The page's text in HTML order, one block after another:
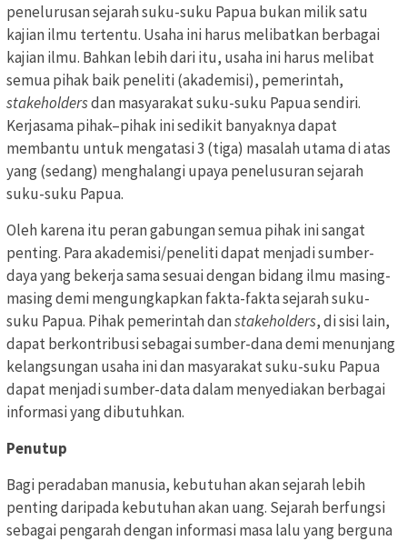
penelurusan sejarah suku-suku Papua bukan milik satu
kajian ilmu tertentu. Usaha ini harus melibatkan berbagai
kajian ilmu. Bahkan lebih dari itu, usaha ini harus melibat
semua pihak baik peneliti (akademisi), pemerintah,
stakeholdersdan masyarakat suku-suku Papua sendiri.
Kerjasama pihak–pihak ini sedikit banyaknya dapat
membantu untuk mengatasi 3 (tiga) masalah utama di atas
yang (sedang) menghalangi upaya penelusuran sejarah
suku-suku Papua.
Oleh karena itu peran gabungan semua pihak ini sangat
penting. Para akademisi/peneliti dapat menjadi sumber-
daya yang bekerja sama sesuai dengan bidang ilmu masing-
masing demi mengungkapkan fakta-fakta sejarah suku-
suku Papua. Pihak pemerintah danstakeholders, di sisi lain,
dapat berkontribusi sebagai sumber-dana demi menunjang
kelangsungan usaha ini dan masyarakat suku-suku Papua
dapat menjadi sumber-data dalam menyediakan berbagai
informasi yang dibutuhkan.
Penutup
Bagi peradaban manusia, kebutuhan akan sejarah lebih
penting daripada kebutuhan akan uang. Sejarah berfungsi
sebagai pengarah dengan informasi masa lalu yang berguna